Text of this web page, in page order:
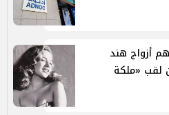
أزواج هند
لقب «ملكة